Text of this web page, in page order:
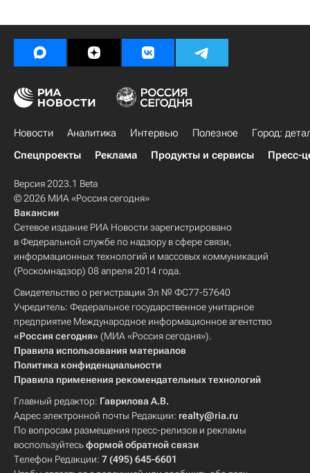
Новости Аналитика Интервью Полезное
Город:
Спецпроекты
Реклама Продукты и сервисы Пресс-
Версия 2023.1 Beta
© 2026 МИА «Россия сегодня»
Вакансии
Сетевое издание РИА Новости зарегистрировано
в Федеральной службе по надзору в сфере связи,
информационных технологий и массовых коммуникаций
(Роскомнадзор) 08 апреля 2014 года.
Свидетельство о регистрации Эл № ФС77-57640
Учредитель: Федеральное государственное унитарное
предприятие Международное информационное агентство
«Россия сегодня» (МИА «Россия сегодня»).
Правила использования материалов
Политика конфиденциальности
Правила применения рекомендательных технологий
Главный редактор: Гаврилова А.В.
Адрес электронной почты Редакции: realty@ria.ru
По вопросам размещения пресс-релизов и рекламы
воспользуйтесьформой обратной связи
Телефон Редакции: 7 (495) 645-6601